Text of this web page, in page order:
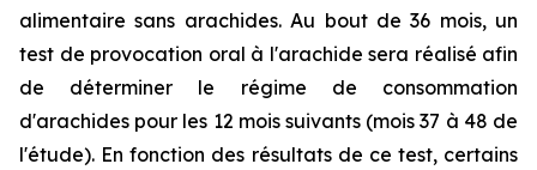
alimentaire sans arachides. Au bout de 36 mois, un
test de provocation oral à l'arachide sera réalisé afin
de déterminer le régime de consommation
d'arachides pour les 12 mois suivants (mois 37 à 48 de
l'étude). En fonction des résultats de ce test, certains